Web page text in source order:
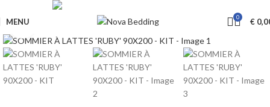
MENU 0 €
Cliquez pour agrandir